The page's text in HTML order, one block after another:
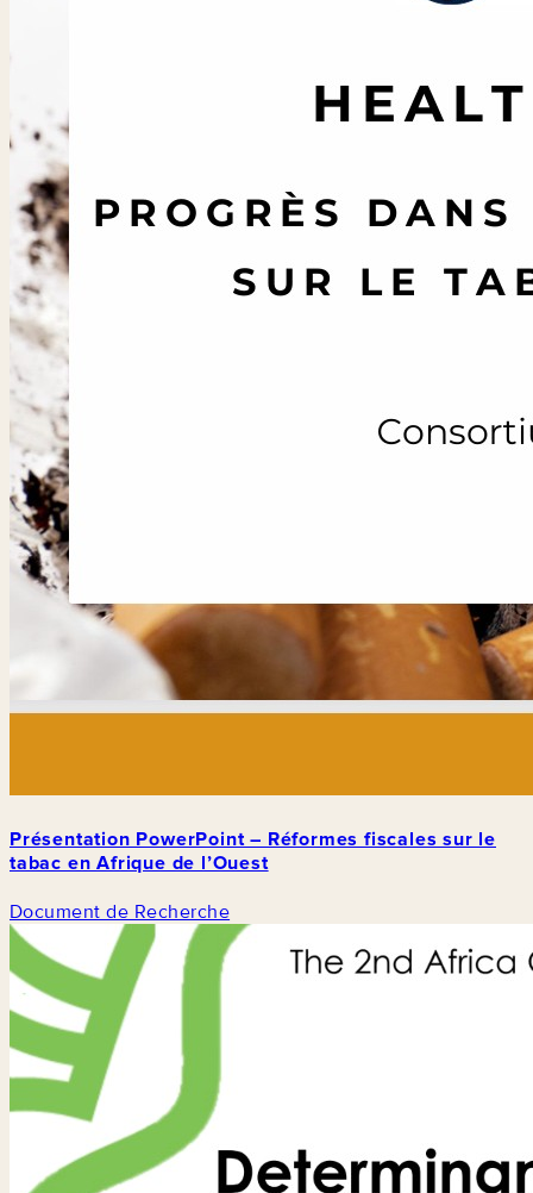
Présentation PowerPoint – Réformes fiscales sur le
tabac en Afrique de l’Ouest
Document de Recherche